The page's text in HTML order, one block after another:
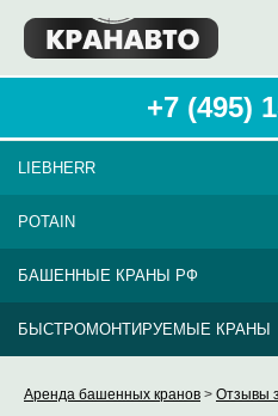
+7 (495)
LIEBHERR
POTAIN
БАШЕННЫЕ КРАНЫ РФ
БЫСТРОМОНТИРУЕМЫЕ КРАНЫ
Аренда башенных кранов > Отзывы